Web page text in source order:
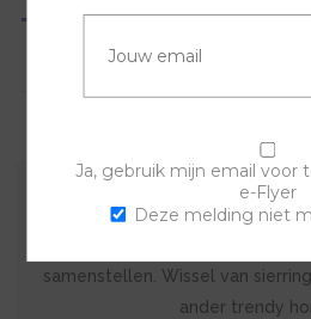
De sierring is gemaakt van
samenstellen. Wissel van
ander trendy
Ja, gebruik mijn email voor
e-Flyer
Deze melding niet